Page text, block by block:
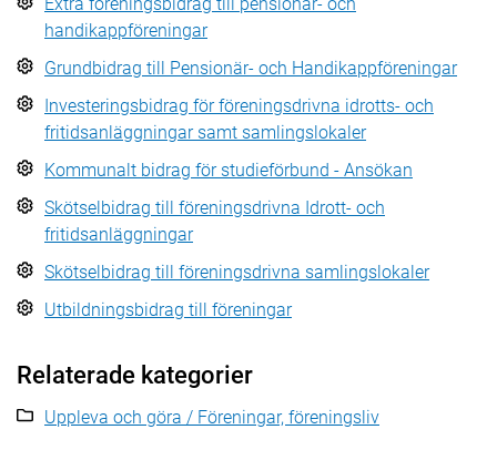
handikappföreningar
Grundbidrag till Pensionär- och Handikappföreningar
Investeringsbidrag för föreningsdrivna idrotts- och
fritidsanläggningar samt samlingslokaler
Kommunalt bidrag för studieförbund - Ansökan
Skötselbidrag till föreningsdrivna Idrott- och
fritidsanläggningar
Skötselbidrag till föreningsdrivna samlingslokaler
Utbildningsbidrag till föreningar
Relaterade kategorier
Uppleva och göra / Föreningar, föreningsliv